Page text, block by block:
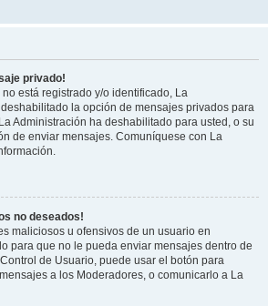
privado!
está registrado y/o identificado, La
la opción de mensajes privados para
Administración ha deshabilitado para usted, o su
de enviar mensajes. Comuníquese con La
no deseados!
maliciosos u ofensivos de un usuario en
para que no le pueda enviar mensajes dentro de
de Usuario, puede usar el botón para
a los Moderadores, o comunicarlo a La